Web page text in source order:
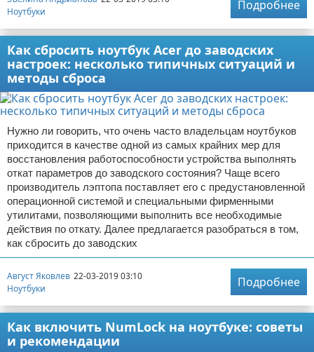
Ноутбуки
Подробнее
Как сбросить ноутбук Acer до заводских
настроек: несколько типичных ситуаций и
методы сброса
Нужно ли говорить, что очень часто владельцам ноутбуков
приходится в качестве одной из самых крайних мер для
восстановления работоспособности устройства выполнять
откат параметров до заводского состояния? Чаще всего
производитель лэптопа поставляет его с предустановленной
операционной системой и специальными фирменными
утилитами, позволяющими выполнить все необходимые
действия по откату. Далее предлагается разобраться в том,
как сбросить до заводских
Август Яковлев 22-03-2019 03:10
Ноутбуки
Подробнее
Как включить NumLock на ноутбуке: советы
и рекомендации